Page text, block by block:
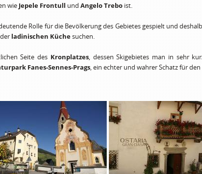
wie Jepele Frontull und Angelo Trebo ist.
Rolle für die Bevölkerung des Gebietes gespielt und
ladinischen Küchesuchen.
Seite des Kronplatzes, dessen Skigebietes man in sehr
Fanes-Sennes-Prags, ein echter und wahrer Schatz für